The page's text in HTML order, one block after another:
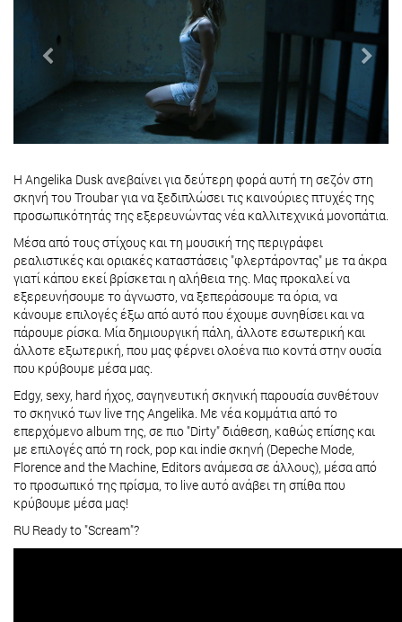
Η Angelika Dusk ανεβαίνει για δεύτερη φορά αυτή τη σεζόν ​στη
σκηνή του Troubar ​για να ξεδιπλώσει τις καινούριες πτυχές της
προσωπικότητάς της εξερευνώντας νέα καλλιτεχνικά μονοπάτια.
Μέσα από τους στίχους και τη μουσική της περιγράφει
ρεαλιστικές και ​οριακές καταστάσεις "φλερτάροντας" με τα άκρα
γιατί κάπου εκεί βρίσκεται η αλήθεια της. Μας προκαλεί να
εξερευνήσουμε το άγνωστο, να ξεπεράσουμε τα όρια, να
κάνουμε επιλογές έξω από αυτό που έχουμε συνηθίσει και να
πάρουμε ρίσκα. Μία δημιουργική πάλη, άλλοτε εσωτερική και
άλλοτε εξωτερική, που μας φέρνει ολοένα πιο κοντά στην ουσία
που κρύβουμε μέσα μας.
Edgy, sexy, hard ήχος, σαγηνευτική σκηνική παρουσία συνθέτουν
το σκηνικό των live της Angelika. Με νέα κομμάτια από το
επερχόμενο album της, σε πιο "Dirty" διάθεση​,​ καθώς επίσης και
με επιλογές από τη rock, pop και indie σκηνή (Depeche Mode,
Florence and the Machine, Editors ανάμεσα σε άλλους​), μέσα από
το προσωπικό της πρίσμα, το live αυτό ανάβει τη σπίθα που
κρύβουμε μέσα μας!
RU Ready to "Scream"?